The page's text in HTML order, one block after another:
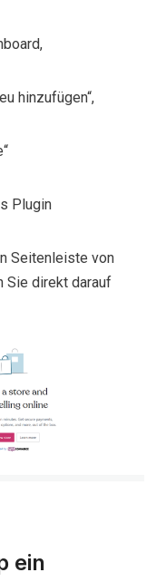
hinzufügen“,
Plugin
Seitenleiste von
Sie direkt darauf
ein